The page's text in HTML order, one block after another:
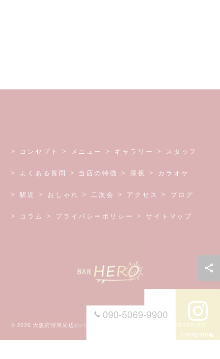
090-5069-9900
Instagram
コンセプト メニュー ギャラリー スタッフ
よくある質問 当店の特徴 深夜 カラオケ
駅近 おしゃれ 二次会 アクセス ブログ
コラム プライバシーポリシー サイトマップ
© 2026 大阪府堺東周辺のバーならBAR HERO ALL RIGHTS RESERVED.